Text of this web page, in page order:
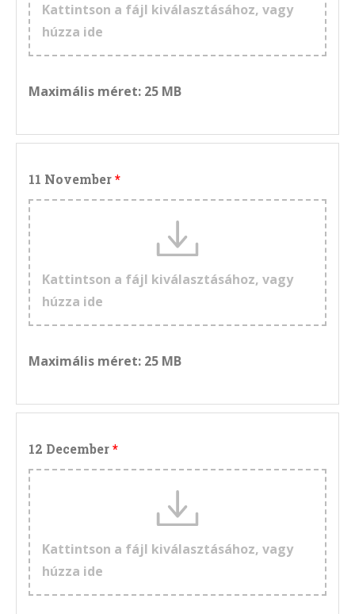
Kattintson a fájl kiválasztásához, vagy
húzza ide
Maximális méret: 25 MB
11 November
Kattintson a fájl kiválasztásához, vagy
húzza ide
Maximális méret: 25 MB
12 December
Kattintson a fájl kiválasztásához, vagy
húzza ide